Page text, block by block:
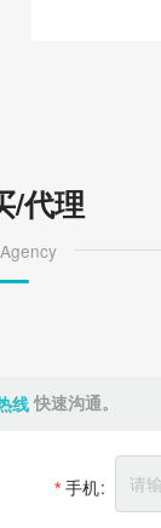
/代理
线快速沟通。
手机